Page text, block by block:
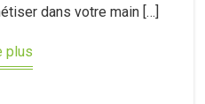
dans votre main […]
plus